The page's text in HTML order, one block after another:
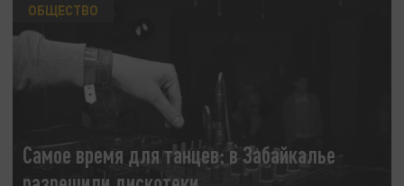
Самое время для танцев: в Забайкалье
ОБЩЕСТВО